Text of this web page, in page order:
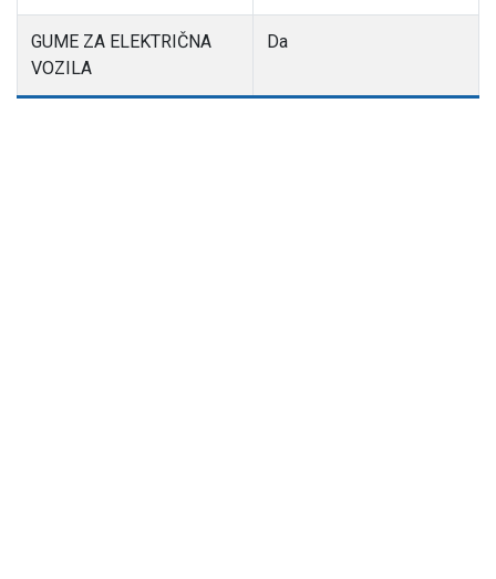
GUME ZA ELEKTRIČNA
VOZILA
Da